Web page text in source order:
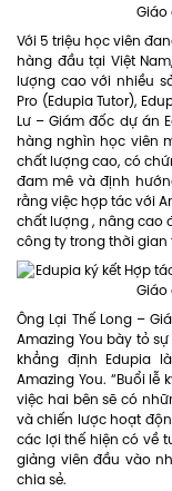
Với 5 triệu học viên
hàng đầu tại Việt
lượng cao với nhiều
Pro (Edupia Tutor),
Lư – Giám đốc dự án
hàng nghìn học viên
chất lượng cao, có
đam mê và định
rằng việc hợp tác với
chất lượng , nâng cao
công ty trong thời gian
Ông Lại Thế Long –
Amazing You bày tỏ
khẳng định Edupia
Amazing You. “Buổi
việc hai bên sẽ có
và chiến lược hoạt
các lợi thế hiện có về
giảng viên đầu vào
chia sẻ.